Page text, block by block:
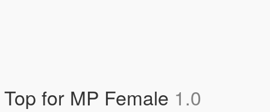
Top for MP Female 1.0